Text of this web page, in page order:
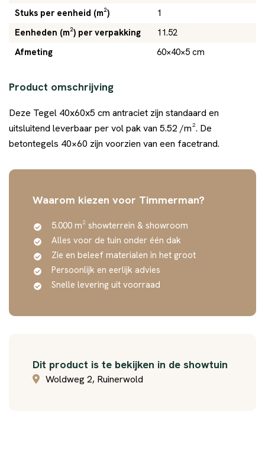
Stuks per eenheid (m²)
1
Eenheden (m²) per verpakking
11.52
Afmeting
60×40×5 cm
Product omschrijving
Deze Tegel 40x60x5 cm antraciet zijn standaard en
uitsluitend leverbaar per vol pak van 5.52 /m². De
betontegels 40×60 zijn voorzien van een facetrand.
Waarom kiezen voor Timmerman?
5.000 m² showterrein & showroom
Alles voor de tuin onder één dak
Zie en beleef materialen in het groot
Persoonlijk en eerlijk advies
Snelle levering uit voorraad
Dit product is te bekijken in de showtuin
Woldweg 2, Ruinerwold